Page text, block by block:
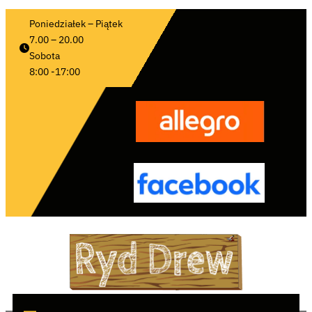
Poniedziałek – Piątek
7.00 – 20.00
Sobota
8:00 -17:00